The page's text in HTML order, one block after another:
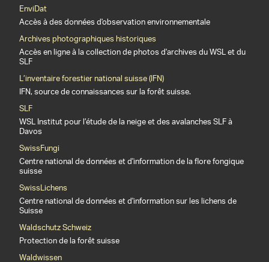
EnviDat
Accès à des données d'observation environnementale
Archives photographiques historiques
Accès en ligne à la collection de photos d'archives du WSL et du
SLF
L’inventaire forestier national suisse (IFN)
IFN, source de connaissances sur la forêt suisse.
SLF
WSL Institut pour l’étude de la neige et des avalanches SLF à
Davos
SwissFungi
Centre national de données et d'information de la flore fongique
suisse
SwissLichens
Centre national de données et d'information sur les lichens de
Suisse
Waldschutz Schweiz
Protection de la forêt suisse
Waldwissen